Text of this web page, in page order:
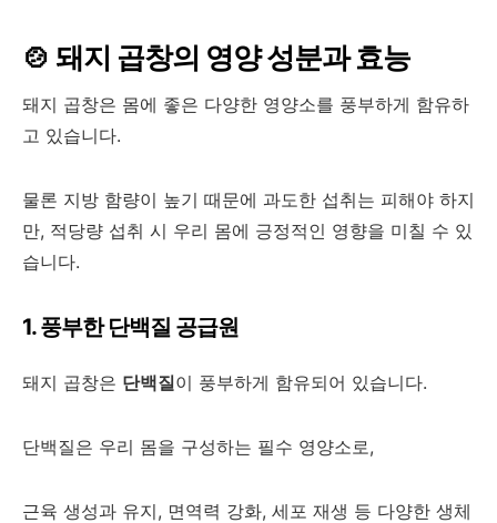
🍲 돼지 곱창의 영양 성분과 효능
돼지 곱창은 몸에 좋은 다양한 영양소를 풍부하게 함유하
고 있습니다.
물론 지방 함량이 높기 때문에 과도한 섭취는 피해야 하지
만, 적당량 섭취 시 우리 몸에 긍정적인 영향을 미칠 수 있
습니다.
1. 풍부한 단백질 공급원
돼지 곱창은 단백질이 풍부하게 함유되어 있습니다.
단백질은 우리 몸을 구성하는 필수 영양소로,
근육 생성과 유지, 면역력 강화, 세포 재생 등 다양한 생체